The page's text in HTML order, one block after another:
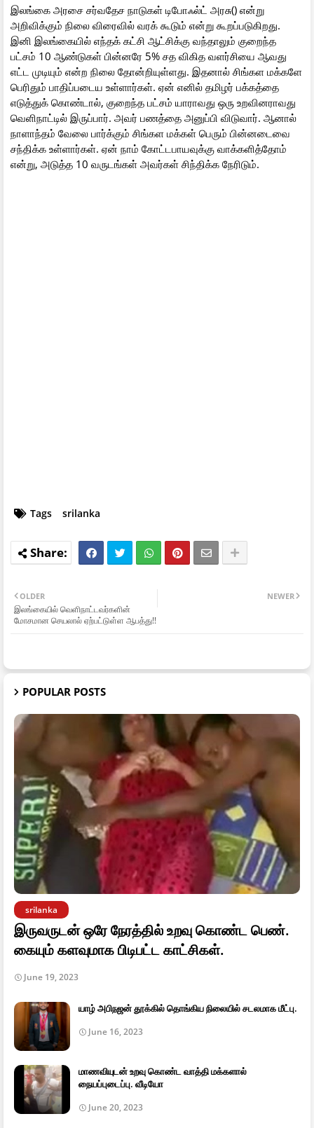
இலங்கை அரசை சர்வதேச நாடுகள் டிபோஃல்ட் அரசு() என்று
அறிவிக்கும் நிலை விரைவில் வரக் கூடும் என்று கூறப்படுகிறது.
இனி இலங்கையில் எந்தக் கட்சி ஆட்சிக்கு வந்தாலும் குறைந்த
பட்சம் 10 ஆண்டுகள் பின்னரே 5% சத விகித வளர்சியை ஆவது
எட்ட முடியும் என்ற நிலை தோன்றியுள்ளது. இதனால் சிங்கள மக்களே
பெரிதும் பாதிப்படைய உள்ளார்கள். ஏன் எனில் தமிழர் பக்கத்தை
எடுத்துக் கொண்டால், குறைந்த பட்சம் யாராவது ஒரு உறவினராவது
வெளிநாட்டில் இருப்பார். அவர் பணத்தை அனுப்பி விடுவார். ஆனால்
நாளாந்தம் வேலை பார்க்கும் சிங்கள மக்கள் பெரும் பின்னடைவை
சந்திக்க உள்ளார்கள். ஏன் நாம் கோட்டபாயவுக்கு வாக்களித்தோம்
என்று, அடுத்த 10 வருடங்கள் அவர்கள் சிந்திக்க நேரிடும்.
Tags srilanka
NEWER
OLDER
இலங்கையில் வெளிநாட்டவர்களின்
மோசமான செயலால் ஏற்பட்டுள்ள ஆபத்து!!
POPULAR POSTS
srilanka
இருவருடன் ஒரே நேரத்தில் உறவு கொண்ட பெண்.
கையும் களவுமாக பிடிபட்ட காட்சிகள்.
June 19, 2023
யாழ் அபிநஜன் தூக்கில் தொங்கிய நிலையில் சடலமாக மீட்பு.
June 16, 2023
மாணவியுடன் உறவு கொண்ட வாத்தி மக்களால்
நையப்புடைப்பு. வீடியோ
June 20, 2023